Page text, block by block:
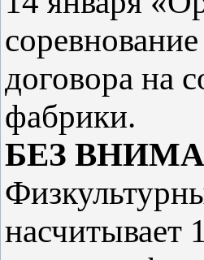
договора на
фабрики.
БЕЗ
насчитывает